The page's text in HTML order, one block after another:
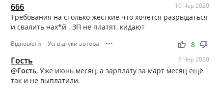
666 10 Чер 2020
Требования на столько жесткие что хочется разрыдаться
и свалить нах*й . ЗП не платят, кидают
Відповісти Усі відгуки автора ••• thumb_up thumb_down
8
Гость 9 Чер 2020
@Гость, Уже июнь месяц, а зарплату за март месяц ещё
так и не выплатили.